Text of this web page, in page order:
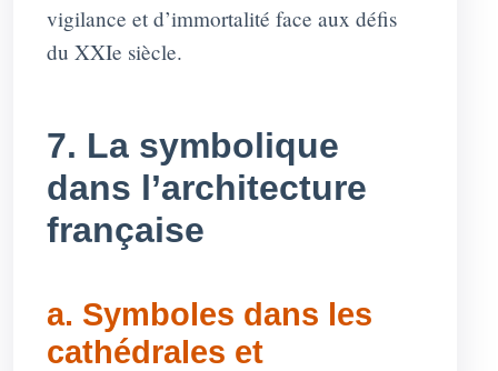
vigilance et d’immortalité face aux défis
du XXIe siècle.
7. La symbolique
dans l’architecture
française
a. Symboles dans les
cathédrales et